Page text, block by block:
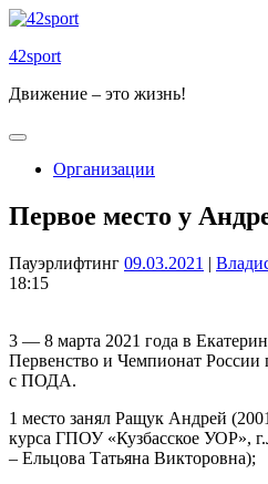
Skip
content
42sport
Движение – это жизнь!
Open
ButtonОрганизации
Close
Button
Первое место у
Пауэрлифтинг 09.03.2021 |
18:15
3 — 8 марта 2021 года в
Первенство и Чемпионат России
с ПОДА.
1 место занял Ращук Андрей
курса ГПОУ «Кузбасское УОР»,
– Ельцова Татьяна Викторовна);